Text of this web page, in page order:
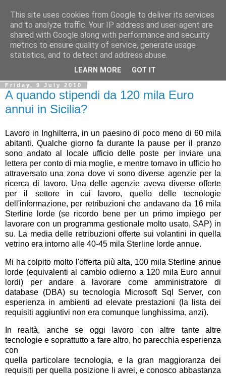
Ale Riolo's blog
Some posts are inEnglish , altri sono inItaliano , algunos
Español
Friday, 9 July 2010
A quando stipendi da 120 mila Euro
annui in Sicilia?
Lavoro in Inghilterra, in un paesino di poco meno di 60 mila
abitanti. Qualche giorno fa durante la pause per il pranzo
sono andato al locale ufficio delle poste per inviare una
lettera per conto di mia moglie, e mentre tornavo in ufficio ho
attraversato una zona dove vi sono diverse agenzie per la
ricerca di lavoro. Una delle agenzie aveva diverse offerte
per il settore in cui lavoro, quello delle tecnologie
dell'informazione, per retribuzioni che andavano da 16 mila
Sterline lorde (se ricordo bene per un primo impiego per
lavorare con un programma gestionale molto usato, SAP) in
su. La media delle retribuzioni offerte sui volantini in quella
vetrino era intorno alle 40-45 mila Sterline lorde annue.
Mi ha colpito molto l'offerta più alta, 100 mila Sterline annue
lorde (equivalenti al cambio odierno a 120 mila Euro annui
lordi) per andare a lavorare come amministratore di
database (DBA) su tecnologia Microsoft Sql Server, con
esperienza in ambienti ad elevate prestazioni (la lista dei
requisiti aggiuntivi non era comunque lunghissima, anzi).
In realtà, anche se oggi lavoro con altre tante altre
tecnologie e soprattutto a fare altro, ho parecchia esperienza
con
quella particolare tecnologia, e la gran maggioranza dei
requisiti per quella posizione li avrei, e conosco abbastanza
This site uses cookies from Google to deliver its services
and to analyze traffic. Your IP address and user-agent are
shared with Google along with performance and security
metrics to ensure quality of service, generate usage
statistics, and to detect and address abuse.
LEARN MORE GOT IT